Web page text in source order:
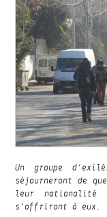
Un groupe
séjourneront de
leur nationalité
s’offriront à eux.